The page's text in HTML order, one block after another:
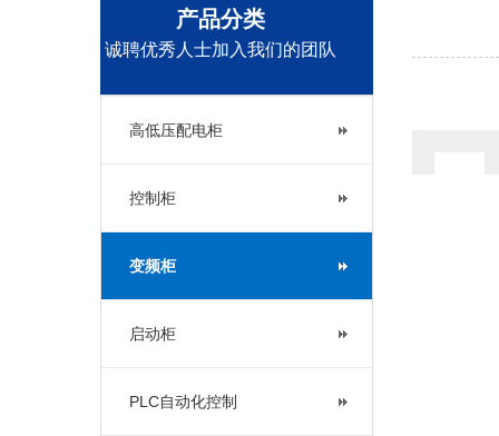
产品分类
诚聘优秀人士加入我们的团队
高低压配电柜
控制柜
变频柜
启动柜
PLC自动化控制